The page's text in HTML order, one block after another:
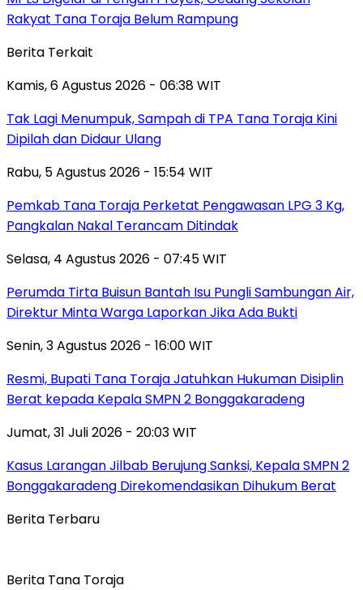
Rakyat Tana Toraja Belum Rampung
Berita Terkait
Kamis, 6 Agustus 2026 - 06:38 WIT
Tak Lagi Menumpuk, Sampah di TPA Tana Toraja Kini
Dipilah dan Didaur Ulang
Rabu, 5 Agustus 2026 - 15:54 WIT
Pemkab Tana Toraja Perketat Pengawasan LPG 3 Kg,
Pangkalan Nakal Terancam Ditindak
Selasa, 4 Agustus 2026 - 07:45 WIT
Perumda Tirta Buisun Bantah Isu Pungli Sambungan Air,
Direktur Minta Warga Laporkan Jika Ada Bukti
Senin, 3 Agustus 2026 - 16:00 WIT
Resmi, Bupati Tana Toraja Jatuhkan Hukuman Disiplin
Berat kepada Kepala SMPN 2 Bonggakaradeng
Jumat, 31 Juli 2026 - 20:03 WIT
Kasus Larangan Jilbab Berujung Sanksi, Kepala SMPN 2
Bonggakaradeng Direkomendasikan Dihukum Berat
Berita Terbaru
Berita Tana Toraja